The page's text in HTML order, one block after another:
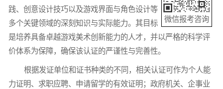
微信报考咨询
践、创意设计技巧以及游戏界面与角色设计等
多个关键领域的深刻知识与实际能力。其目标
是培养具备卓越游戏美术创新能力的人才，并以严格的科学评
价体系为保障，确保该认证的严谨性与完善性。
根据发证单位和证书种类的不同，相关认证可作为个人能
力证明、求职应聘、申请留学的有效证明；政府机关、企事业